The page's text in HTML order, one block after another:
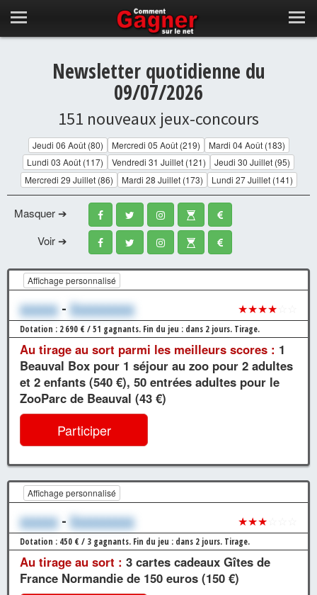
Newsletter quotidienne du
09/07/2026
151 nouveaux jeux-concours
Jeudi 06 Août (80) Mercredi 05 Août (219)
Mardi 04 Août (183)
Lundi 03 Août (117)
Vendredi 31 Juillet (121)
Jeudi 30 Juillet (95)
Mercredi 29 Juillet (86)
Mardi 28 Juillet (173) Lundi 27 Juillet (141)
Masquer ➔
Voir ➔
Affichage personnalisé
xxxxxx-Xxxxxxxxxx ★★★★
Dotation : 2 690 € / 51 gagnants. Fin du jeu : dans 2 jours. Tirage.
Au tirage au sort parmi les meilleurs scores : 1
Beauval Box pour 1 séjour au zoo pour 2 adultes
et 2 enfants (540 €), 50 entrées adultes pour le
ZooParc de Beauval (43 €)
Participer
Affichage personnalisé
xxxxxx-Xxxxxxxxxx ★★★
Dotation : 450 € / 3 gagnants. Fin du jeu : dans 2 jours. Tirage.
Au tirage au sort : 3 cartes cadeaux Gîtes de
France Normandie de 150 euros (150 €)